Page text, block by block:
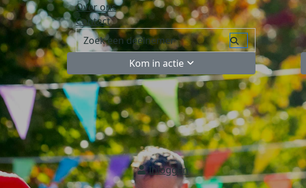
Over ons
Contact
Kom in actie
Inloggen